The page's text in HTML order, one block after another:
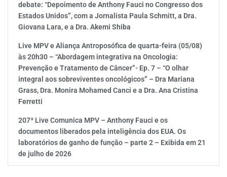
debate: “Depoimento de Anthony Fauci no Congresso dos
Estados Unidos”, com a Jornalista Paula Schmitt, a Dra.
Giovana Lara, e a Dra. Akemi Shiba
Live MPV e Aliança Antroposófica de quarta-feira (05/08)
às 20h30 – “Abordagem integrativa na Oncologia:
Prevenção e Tratamento de Câncer”- Ep. 7 – “O olhar
integral aos sobreviventes oncológicos” – Dra Mariana
Grass, Dra. Monira Mohamed Canci e a Dra. Ana Cristina
Ferretti
207ª Live Comunica MPV – Anthony Fauci e os
documentos liberados pela inteligência dos EUA. Os
laboratórios de ganho de função – parte 2 – Exibida em 21
de julho de 2026